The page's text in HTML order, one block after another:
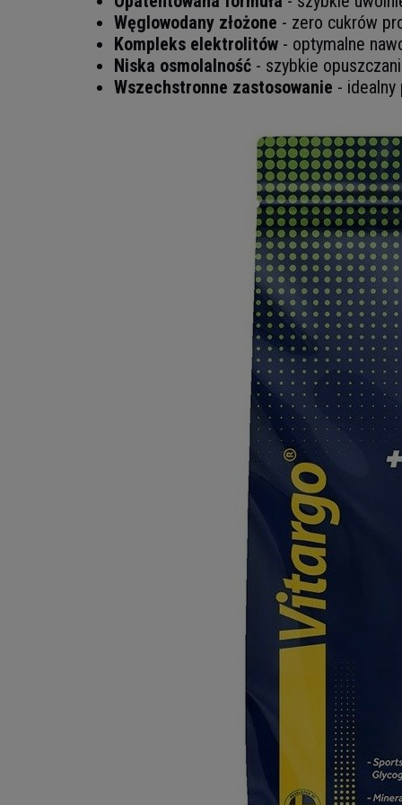
Węglowodany złożone - zero cukrów
Kompleks elektrolitów - optymalne
Niska osmolalność - szybkie
Wszechstronne zastosowanie -